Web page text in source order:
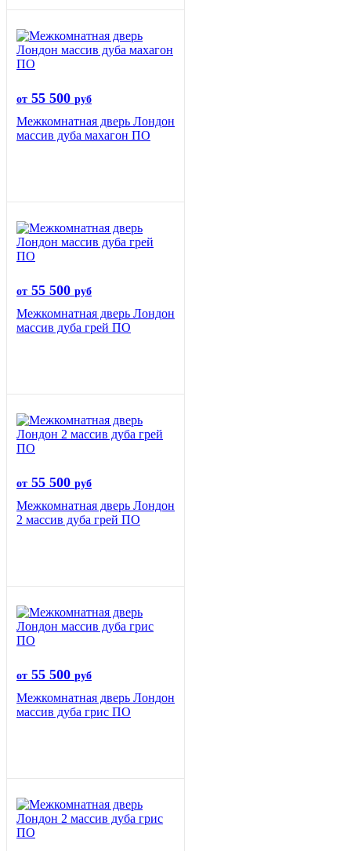
от 55 500 руб
Межкомнатная дверь Лондон
массив дуба махагон ПО
от 55 500 руб
Межкомнатная дверь Лондон
массив дуба грей ПО
от 55 500 руб
Межкомнатная дверь Лондон
2 массив дуба грей ПО
от 55 500 руб
Межкомнатная дверь Лондон
массив дуба грис ПО